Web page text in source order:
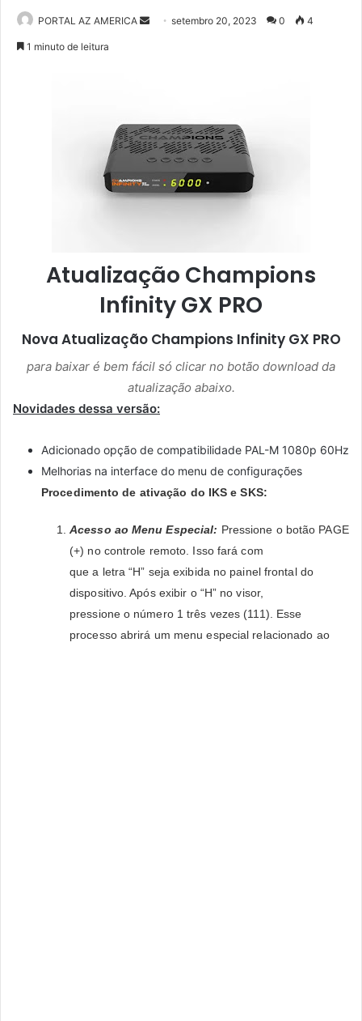
PORTAL AZ AMERICA
m
e
m
setembro 20, 2023 0 4
1 minuto de leitura
Atualização Champions
Infinity GX PRO
Nova Atualização Champions Infinity GX PRO
para baixar é bem fácil só clicar no botão download da
atualização abaixo.
Novidades dessa versão:
Adicionado opção de compatibilidade PAL-M 1080p 60Hz
Melhorias na interface do menu de configurações
Procedimento de ativação do IKS e SKS:
Acesso ao Menu Especial: Pressione o botão PAGE
(+) no controle remoto. Isso fará com
que a letra “H” seja exibida no painel frontal do
dispositivo. Após exibir o “H” no visor,
pressione o número 1 três vezes (111). Esse
processo abrirá um menu especial relacionado ao